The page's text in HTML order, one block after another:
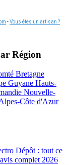
-Vous êtes un artisan ?
Région
Bretagne
Guyane Hauts-
Nouvelle-
Côte d'Azur
Dépôt : tout ce
complet 2026